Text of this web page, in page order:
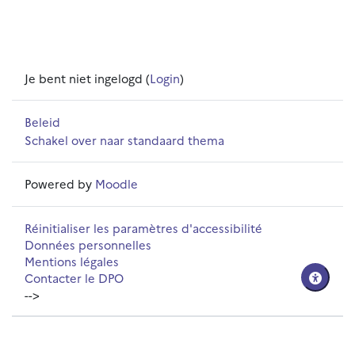
Je bent niet ingelogd (Login)
Beleid
Schakel over naar standaard thema
Powered by Moodle
Réinitialiser les paramètres d'accessibilité
Données personnelles
Mentions légales
Contacter le DPO
-->